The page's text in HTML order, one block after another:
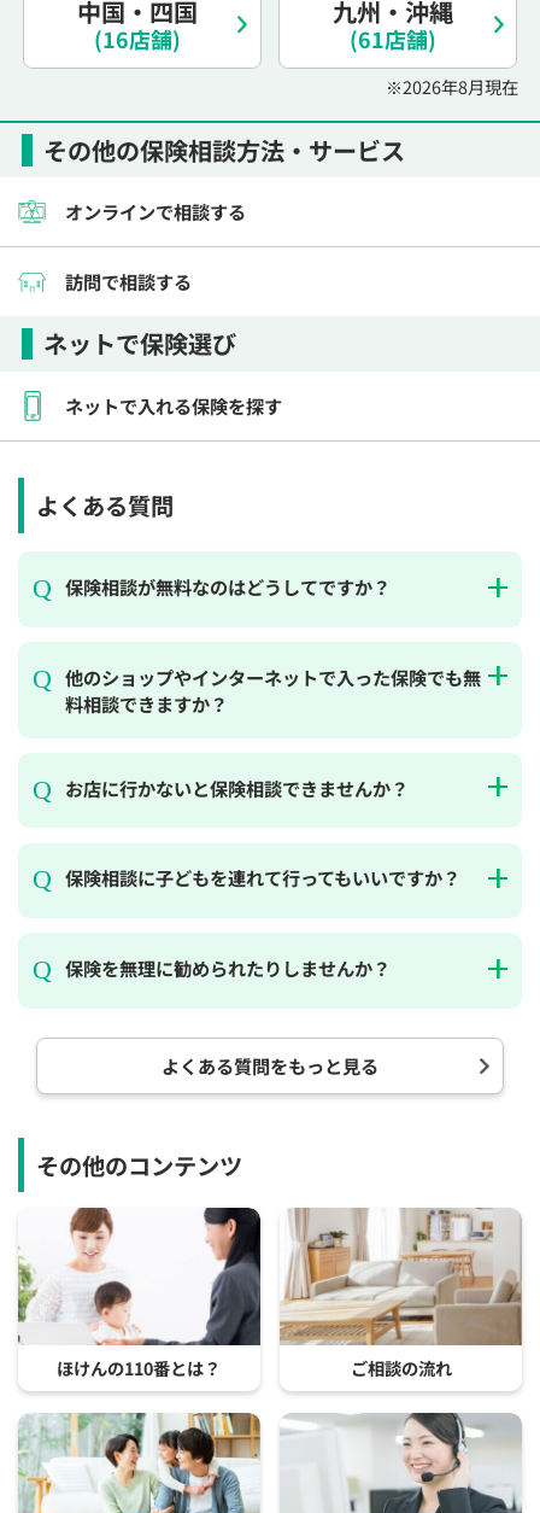
電話で相談予約 （オンライン保険相談専用）
0120-987-110
※受付時間外にご予約をいただいた場合は、
翌営業日のご連絡となります
その他の保険相談方法・サービス
オンラインで相談する
訪問で相談する
ネットで保険選び
ネットで入れる保険を探す
中国・四国
(16店舗)
九州・沖縄
(61店舗)
※2026年8月現在
よくある質問
保険相談が無料なのはどうしてですか？
他のショップやインターネットで入った保険でも無
料相談できますか？
お店に行かないと保険相談できませんか？
保険相談に子どもを連れて行ってもいいですか？
保険を無理に勧められたりしませんか？
よくある質問をもっと見る
その他のコンテンツ
ほけんの110番とは？ ご相談の流れ